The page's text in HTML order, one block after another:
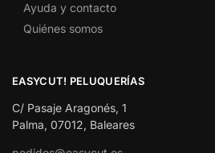
Ayuda y contacto
Quiénes somos
EASYCUT! PELUQUERÍAS
C/ Pasaje Aragonés, 1
Palma, 07012, Baleares